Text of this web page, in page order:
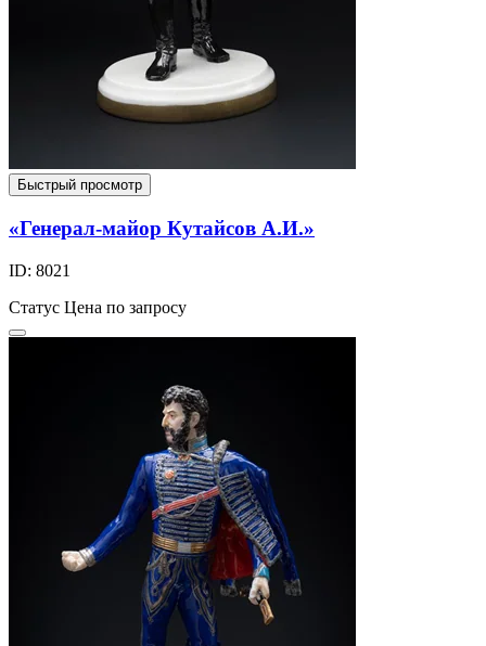
Быстрый просмотр
«Генерал-майор Кутайсов А.И.»
ID: 8021
Статус Цена по запросу